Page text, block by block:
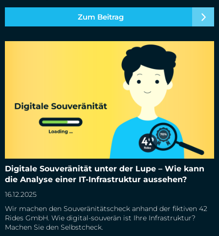
Zum Beitrag
Digitale Souveränität unter der Lupe – Wie kann
die Analyse einer IT-Infrastruktur aussehen?
16.12.2025
Wir machen den Souveränitätscheck anhand der fiktiven 42
Rides GmbH. Wie digital-souverän ist Ihre Infrastruktur?
Machen Sie den Selbstcheck.
Digitale Souveränität unter der Lupe – Wie kann die Analyse
einer IT-Infrastruktur aussehen?